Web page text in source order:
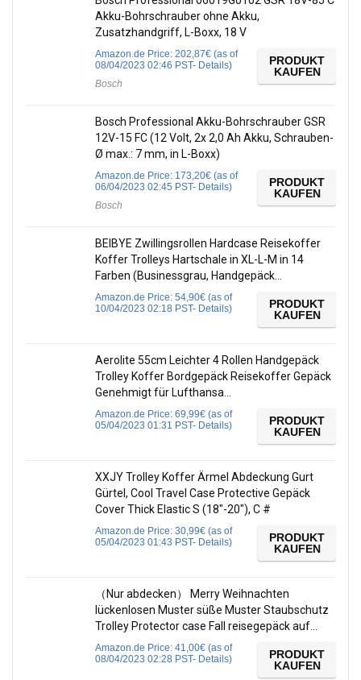
Akku-Bohrschrauber ohne Akku,
Zusatzhandgriff, L-Boxx, 18 V
Amazon.de Price: 202,87€ (as of
08/04/2023 02:46 PST- Details)
Bosch
PRODUKT
KAUFEN
Bosch Professional Akku-Bohrschrauber GSR
12V-15 FC (12 Volt, 2x 2,0 Ah Akku, Schrauben-
Ø max.: 7 mm, in L-Boxx)
Amazon.de Price: 173,20€ (as of
06/04/2023 02:45 PST- Details)
Bosch
PRODUKT
KAUFEN
BEIBYE Zwillingsrollen Hardcase Reisekoffer
Koffer Trolleys Hartschale in XL-L-M in 14
Farben (Businessgrau, Handgepäck…
Amazon.de Price: 54,90€ (as of
10/04/2023 02:18 PST- Details)
PRODUKT
KAUFEN
Aerolite 55cm Leichter 4 Rollen Handgepäck
Trolley Koffer Bordgepäck Reisekoffer Gepäck
Genehmigt für Lufthansa…
Amazon.de Price: 69,99€ (as of
05/04/2023 01:31 PST- Details)
PRODUKT
KAUFEN
XXJY Trolley Koffer Ärmel Abdeckung Gurt
Gürtel, Cool Travel Case Protective Gepäck
Cover Thick Elastic S (18″-20″), C #
Amazon.de Price: 30,99€ (as of
05/04/2023 01:43 PST- Details)
PRODUKT
KAUFEN
（Nur abdecken） Merry Weihnachten
lückenlosen Muster süße Muster Staubschutz
Trolley Protector case Fall reisegepäck auf…
Amazon.de Price: 41,00€ (as of
08/04/2023 02:28 PST- Details)
PRODUKT
KAUFEN